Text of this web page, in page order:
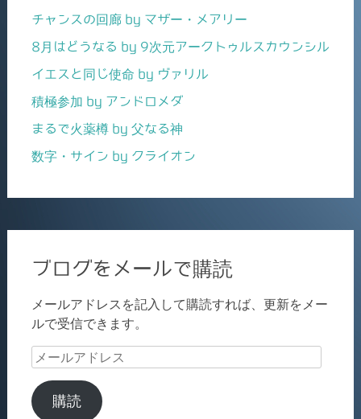
チャンスの回廊 by マザー・メアリー
8月はどうなる by 9次元アークトゥルスカウンシル
イエスと同じ使命 by ヴァリル
積極参加 by アンドロメダ
まるで火薬樽 by 父なる神
数字・サイン by クライオン
ブログをメールで購読
メールアドレスを記入して購読すれば、更新をメー
ルで受信できます。
メ
ル
ア
購読